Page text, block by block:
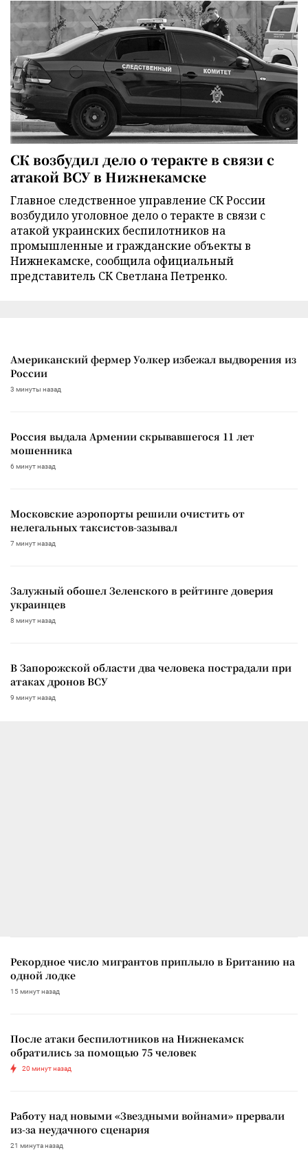
СК возбудил дело о теракте в связи с
атакой ВСУ в Нижнекамске
Главное следственное управление СК России
возбудило уголовное дело о теракте в связи с
атакой украинских беспилотников на
промышленные и гражданские объекты в
Нижнекамске, сообщила официальный
представитель СК Светлана Петренко.
Американский фермер Уолкер избежал выдворения из
России
3 минуты назад
Россия выдала Армении скрывавшегося 11 лет
мошенника
6 минут назад
Московские аэропорты решили очистить от
нелегальных таксистов-зазывал
7 минут назад
Залужный обошел Зеленского в рейтинге доверия
украинцев
8 минут назад
В Запорожской области два человека пострадали при
атаках дронов ВСУ
9 минут назад
Рекордное число мигрантов приплыло в Британию на
одной лодке
15 минут назад
После атаки беспилотников на Нижнекамск
обратились за помощью 75 человек
20 минут назад
Работу над новыми «Звездными войнами» прервали
из-за неудачного сценария
21 минута назад